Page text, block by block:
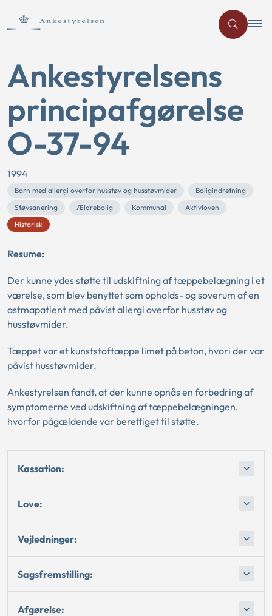
Ankestyrelsens
principafgørelse
O-37-94
1994
Barn med allergi overfor husstøv og husstøvmider
Boligindretning
Støvsanering
Ældrebolig Kommunal
Aktivloven
Historisk
Resume:
Der kunne ydes støtte til udskiftning af tæppebelægning i et
værelse, som blev benyttet som opholds- og soverum af en
astmapatient med påvist allergi overfor husstøv og
husstøvmider.
Tæppet var et kunststoftæppe limet på beton, hvori der var
påvist husstøvmider.
Ankestyrelsen fandt, at der kunne opnås en forbedring af
symptomerne ved udskiftning af tæppebelægningen,
hvorfor pågældende var berettiget til støtte.
Kassation:
Love:
Vejledninger:
Sagsfremstilling:
Afgørelse: